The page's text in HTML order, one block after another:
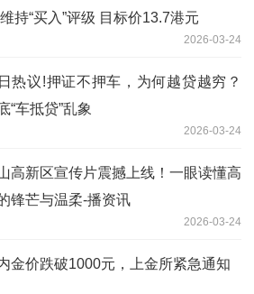
持“买入”评级 目标价13.7港元
2026-03-24
热议!押证不押车，为何越贷越穷？
“车抵贷”乱象
2026-03-24
高新区宣传片震撼上线！一眼读懂高
锋芒与温柔-播资讯
2026-03-24
金价跌破1000元，上金所紧急通知